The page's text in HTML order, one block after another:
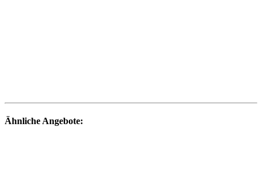
Ähnliche Angebote: